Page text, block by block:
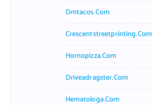
Dmtacos.com
Crescentstreetprinting.com
Hornopizza.com
Driveadragster.com
Hematologa.com